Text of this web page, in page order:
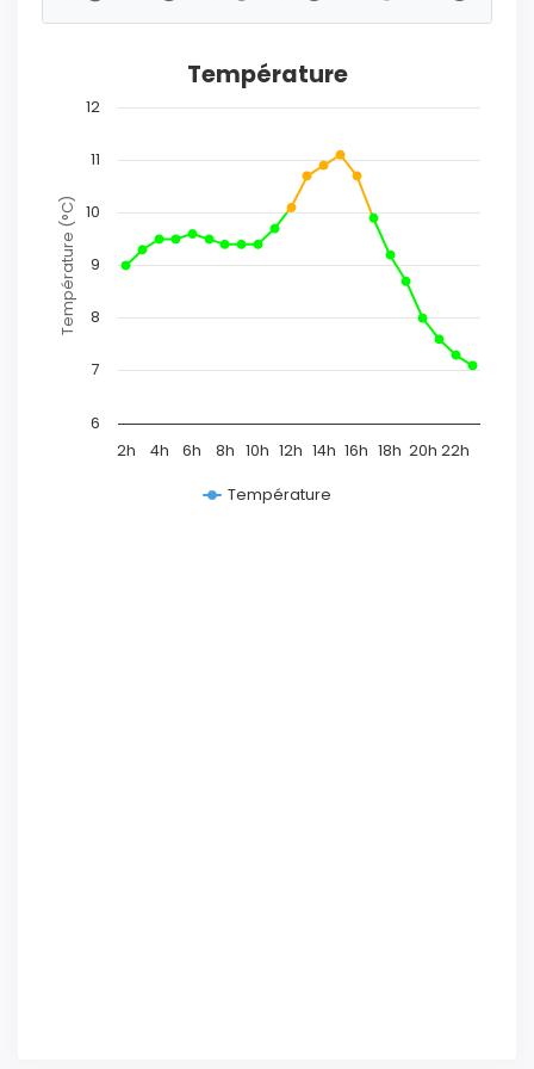
Température (°C)
Température
2h 4h 6h 8h 10h 12h 14h 16h 18h 20h 22h
6
7
8
9
10
11
12
Température